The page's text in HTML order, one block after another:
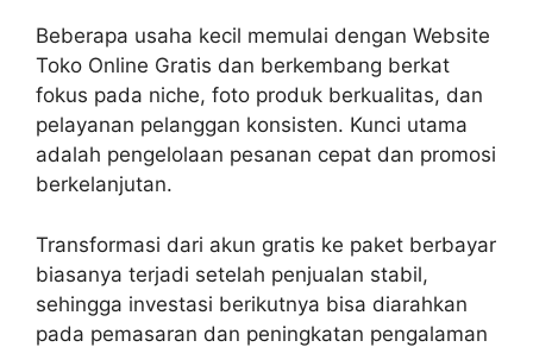
Beberapa usaha kecil memulai dengan Website
Toko Online Gratis dan berkembang berkat
fokus pada niche, foto produk berkualitas, dan
pelayanan pelanggan konsisten. Kunci utama
adalah pengelolaan pesanan cepat dan promosi
berkelanjutan.
Transformasi dari akun gratis ke paket berbayar
biasanya terjadi setelah penjualan stabil,
sehingga investasi berikutnya bisa diarahkan
pada pemasaran dan peningkatan pengalaman